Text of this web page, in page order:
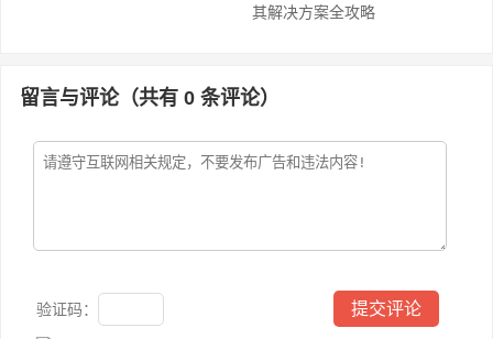
其解决方案全攻略
留言与评论（共有 0 条评论）
验证码：